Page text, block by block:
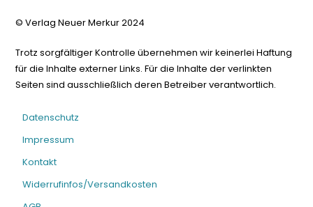
© Verlag Neuer Merkur 2024
Trotz sorgfältiger Kontrolle übernehmen wir keinerlei Haftung
für die Inhalte externer Links. Für die Inhalte der verlinkten
Seiten sind ausschließlich deren Betreiber verantwortlich.
Datenschutz
Impressum
Kontakt
Widerrufinfos/Versandkosten